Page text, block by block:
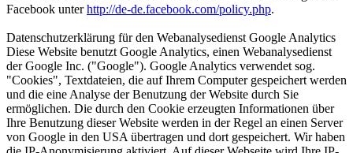
Facebook unterhttp://de-de.facebook.com/policy.php.
Datenschutzerklärung für den Webanalysedienst Google Analytics
Diese Website benutzt Google Analytics, einen Webanalysedienst
der Google Inc. ("Google"). Google Analytics verwendet sog.
"Cookies", Textdateien, die auf Ihrem Computer gespeichert werden
und die eine Analyse der Benutzung der Website durch Sie
ermöglichen. Die durch den Cookie erzeugten Informationen über
Ihre Benutzung dieser Website werden in der Regel an einen Server
von Google in den USA übertragen und dort gespeichert. Wir haben